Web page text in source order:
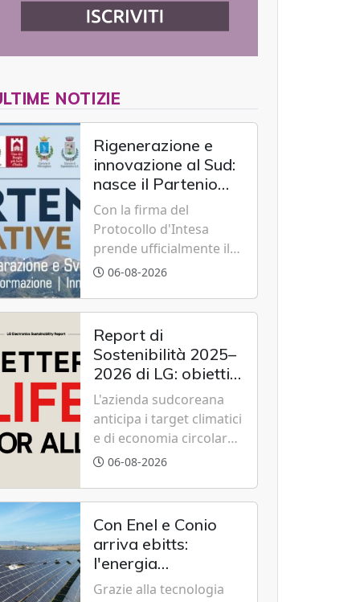
NOTIZIE
Rigenerazione e
innovazione al Sud:
nasce il Partenio
Creative Hub per il
rilancio del
territorio
Con la firma del
Protocollo d'Intesa
prende ufficialmente il
via il recupero dell'ex
modello di partenariato
pubblico-privato e a una
rete di partner strategici
d'eccellenza.
06-08-2026
Report di
Sostenibilità 2025–
2026 di LG: obiettivi
2030 raggiunti con
cinque anni
d'anticipo
L'azienda sudcoreana
anticipa i target climatici
e di economia circolare,
confermando
a innovazione,
accessibilità e
governance
trasparente.
06-08-2026
Con Enel e Conio
arriva ebitts:
l'energia
rinnovabile entra in
Grazie alla tecnologia